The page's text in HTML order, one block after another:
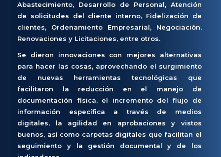
Abastecimiento, Desarrollo de Personal, Atención
de solicitudes del cliente interno, Fidelización de
clientes, Ordenamiento Empresarial, Negociación,
Renovaciones y Licitaciones, entre otros.
Se dieron innovaciones con mejores alternativas
para hacer las cosas, aprovechando el surgimiento
de nuevas herramientas tecnológicas que
facilitaron la reducción en el manejo de
documentación física, el incremento del flujo de
información específica a través de medios
digitales, la agilidad en aprobaciones y vistos
buenos, así como carpetas digitales que facilitan el
seguimiento y la gestión documental y de los